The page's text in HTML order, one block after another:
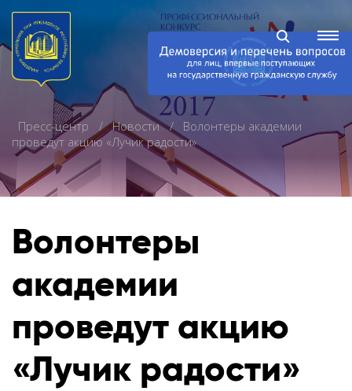
Пресс-центр Новости
Волонтеры академии
проведут акцию «Лучик радости»
Волонтеры
академии
проведут акцию
«Лучик радости»